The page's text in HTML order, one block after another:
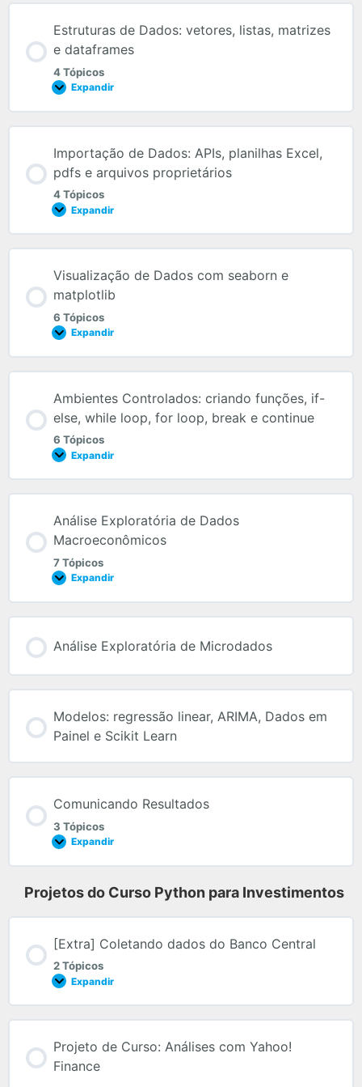
Estruturas de Dados: vetores, listas, matrizes
e dataframes
4 Tópicos
Expandir
Importação de Dados: APIs, planilhas Excel,
pdfs e arquivos proprietários
4 Tópicos
Expandir
Visualização de Dados com seaborn e
matplotlib
6 Tópicos
Expandir
Ambientes Controlados: criando funções, if-
else, while loop, for loop, break e continue
6 Tópicos
Expandir
Análise Exploratória de Dados
Macroeconômicos
7 Tópicos
Expandir
Análise Exploratória de Microdados
Modelos: regressão linear, ARIMA, Dados em
Painel e Scikit Learn
Comunicando Resultados
3 Tópicos
Expandir
Projetos do Curso Python para Investimentos
[Extra] Coletando dados do Banco Central
2 Tópicos
Expandir
Projeto de Curso: Análises com Yahoo!
Finance